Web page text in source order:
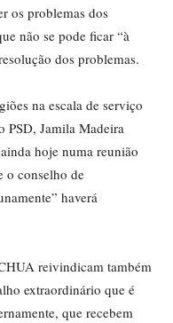
os problemas dos
não se pode ficar “à
dos problemas.
na escala de serviço
PSD, Jamila Madeira
hoje numa reunião
o conselho de
haverá
reivindicam também
extraordinário que é
que recebem